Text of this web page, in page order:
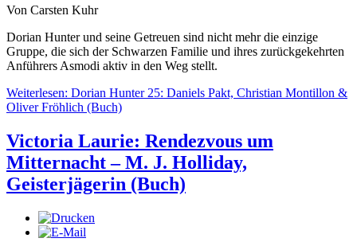
Von Carsten Kuhr
Dorian Hunter und seine Getreuen sind nicht mehr die einzige
Gruppe, die sich der Schwarzen Familie und ihres zurückgekehrten
Anführers Asmodi aktiv in den Weg stellt.
Weiterlesen: Dorian Hunter 25: Daniels Pakt, Christian Montillon &
Oliver Fröhlich (Buch)
Victoria Laurie: Rendezvous um
Mitternacht – M. J. Holliday,
Geisterjägerin (Buch)